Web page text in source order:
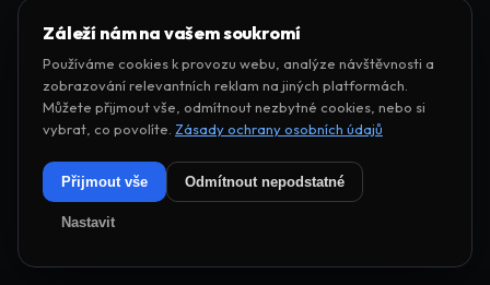
Simulace útočných řetězců by měla běžet při
každém významném nasazení, nikoli pouze
periodicky. Jak se vaše aplikace mění, objevují se
nové řetězce a stávající se přerušují. Nový
dříve odpojenými zranitelnými komponentami.
Opravená zranitelnost může přerušit řetězec, aniž
Záleží nám na vašem soukromí
Používáme cookies k provozu webu, analýze návštěvnosti a
zobrazování relevantních reklam na jiných platformách.
Můžete přijmout vše, odmítnout nezbytné cookies, nebo si
vybrat, co povolíte. Zásady ochrany osobních údajů
Přijmout vše Odmítnout nepodstatné
Nastavit